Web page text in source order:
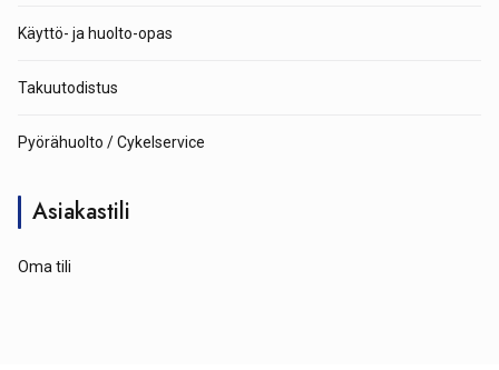
Käyttö- ja huolto-opas
Takuutodistus
Pyörähuolto / Cykelservice
Asiakastili
Oma tili